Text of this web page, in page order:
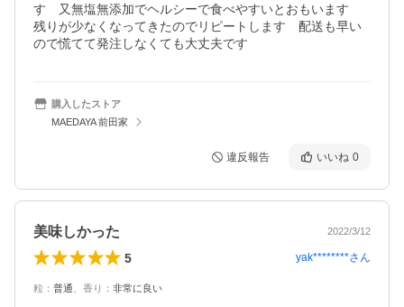
す　又無塩無添加でヘルシーで食べやすいとおもいます
残りが少なくなってきたのでリピートします　配送も早い
ので慌てて発注しなくても大丈夫です
購入したストア
MAEDAYA 前田家
違反報告 いいね 0
美味しかった 2022/3/12
5 yak********さん
粒 ： 普通 香り ： 非常に良い